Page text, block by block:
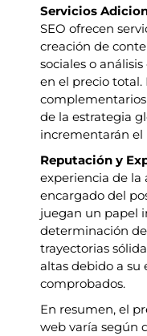
Servicios
SEO ofrecen
creación de
sociales o
en el precio total.
de la estrategia
incrementarán el
Reputación y
experiencia de la
encargado del
juegan un papel
determinación de
trayectorias
altas debido a su
comprobados.
En resumen, el
web varía según